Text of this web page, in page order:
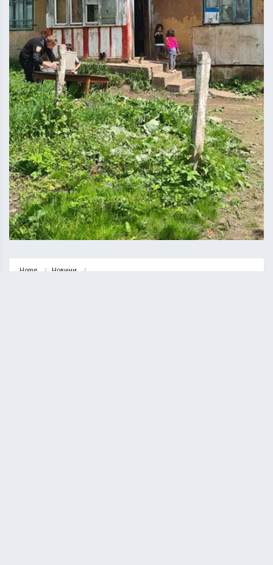
Home Новини